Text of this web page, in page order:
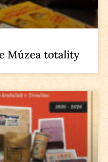
Múzea totality